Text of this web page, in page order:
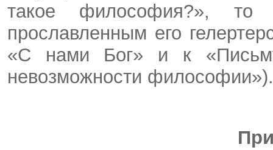
такое философия?»,
прославленным его
«С нами Бог» и к
невозможности философии»).